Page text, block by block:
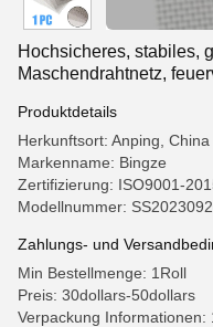
Hochsicheres, stabiles,
Maschendrahtnetz,
Produktdetails
Herkunftsort: Anping, China
Markenname: Bingze
Zertifizierung: ISO9001-
Modellnummer:
Zahlungs- und
Min Bestellmenge: 1Roll
Preis: 30dollars-50dollars
Verpackung